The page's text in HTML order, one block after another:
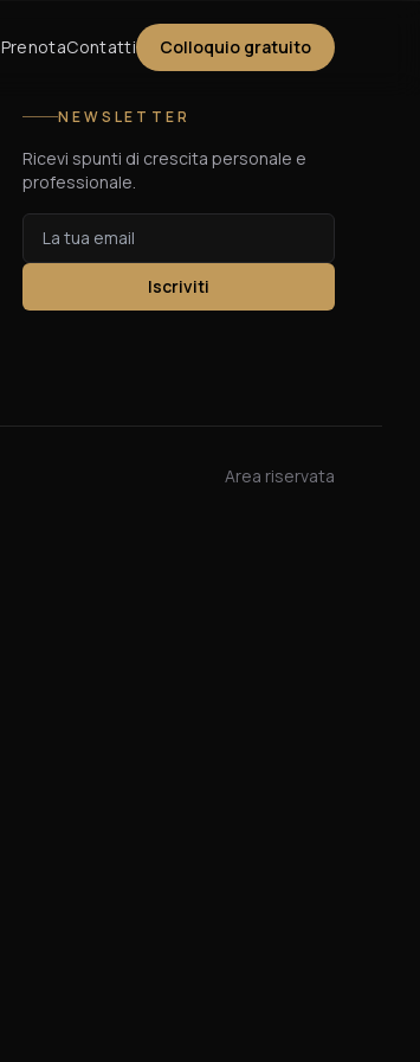
PrenotaContatti Colloquio gratuito
NEWSLETTER
Ricevi spunti di crescita personale e
professionale.
Iscriviti
Area riservata